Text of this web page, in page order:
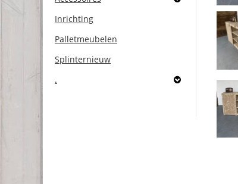
Inrichting
Palletmeubelen
Splinternieuw
.